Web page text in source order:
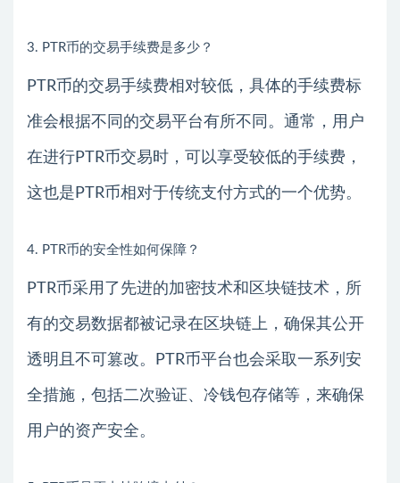
3. PTR币的交易手续费是多少？
PTR币的交易手续费相对较低，具体的手续费标
准会根据不同的交易平台有所不同。通常，用户
在进行PTR币交易时，可以享受较低的手续费，
这也是PTR币相对于传统支付方式的一个优势。
4. PTR币的安全性如何保障？
PTR币采用了先进的加密技术和区块链技术，所
有的交易数据都被记录在区块链上，确保其公开
透明且不可篡改。PTR币平台也会采取一系列安
全措施，包括二次验证、冷钱包存储等，来确保
用户的资产安全。